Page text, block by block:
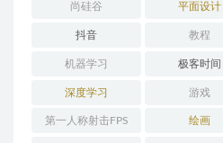
尚硅谷 平面设计
抖音 教程
机器学习 极客时间
深度学习 游戏
第一人称射击FPS 绘画